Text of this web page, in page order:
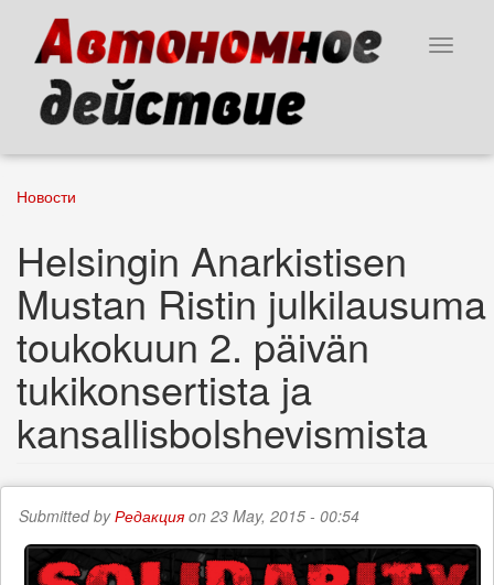
content
Toggle
Новости
Helsingin Anarkistisen
Mustan Ristin julkilausuma
toukokuun 2. päivän
tukikonsertista ja
kansallisbolshevismista
Submitted byРедакцияon 23 May, 2015 - 00:54